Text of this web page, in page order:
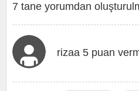
7 tane yorumdan
rizaa 5 puan